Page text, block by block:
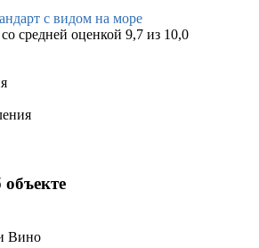
с видом на море
средней оценкой 9,7 из 10,0